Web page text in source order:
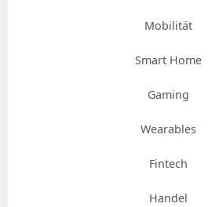
Mobilität
Smart Home
Gaming
Wearables
Fintech
Handel